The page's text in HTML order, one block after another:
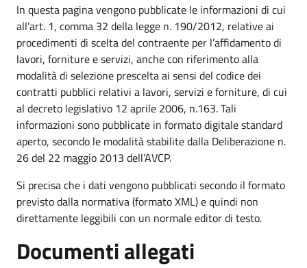
In questa pagina vengono pubblicate le informazioni di cui
all’art. 1, comma 32 della legge n. 190/2012, relative ai
procedimenti di scelta del contraente per l’affidamento di
lavori, forniture e servizi, anche con riferimento alla
modalità di selezione prescelta ai sensi del codice dei
contratti pubblici relativi a lavori, servizi e forniture, di cui
al decreto legislativo 12 aprile 2006, n.163. Tali
informazioni sono pubblicate in formato digitale standard
aperto, secondo le modalità stabilite dalla Deliberazione n.
26 del 22 maggio 2013 dell’AVCP.
Si precisa che i dati vengono pubblicati secondo il formato
previsto dalla normativa (formato XML) e quindi non
direttamente leggibili con un normale editor di testo.
Documenti allegati